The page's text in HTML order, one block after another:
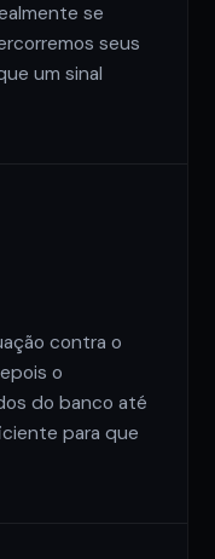
se
seus
um sinal
contra o
o
do banco até
para que